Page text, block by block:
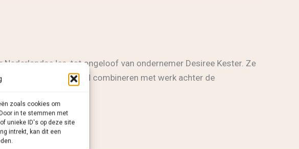
zoals cookies om
in te stemmen met
unieke ID's op deze site
intrekt, kan dit een
les, tot ongeloof van ondernemer Desiree Kester. Ze
de Nederlandse taal combineren met werk achter de
komen mensen.”